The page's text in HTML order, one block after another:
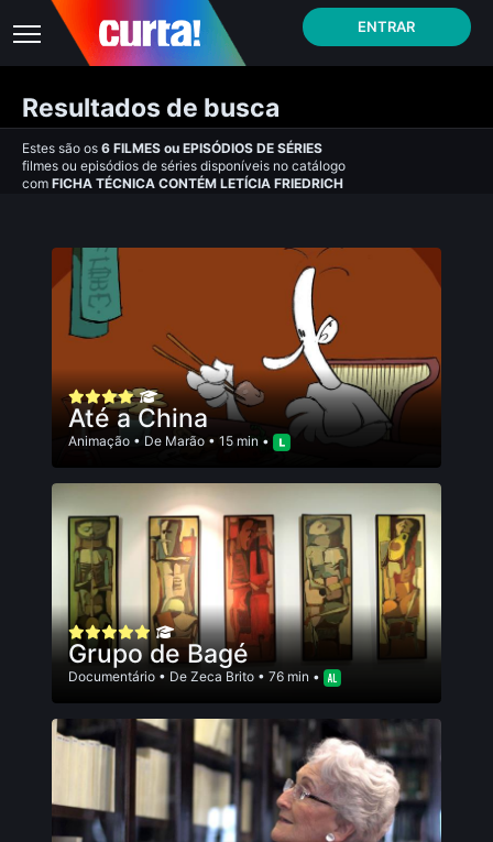
ENTRAR
Resultados de busca
Estes são os 6 FILMES ou EPISÓDIOS DE SÉRIES
filmes ou episódios de séries disponíveis no catálogo
com FICHA TÉCNICA CONTÉM LETÍ­CIA FRIEDRICH
Até a China
Animação • De Marão • 15 min •
Grupo de Bagé
Documentário • De Zeca Brito • 76 min •